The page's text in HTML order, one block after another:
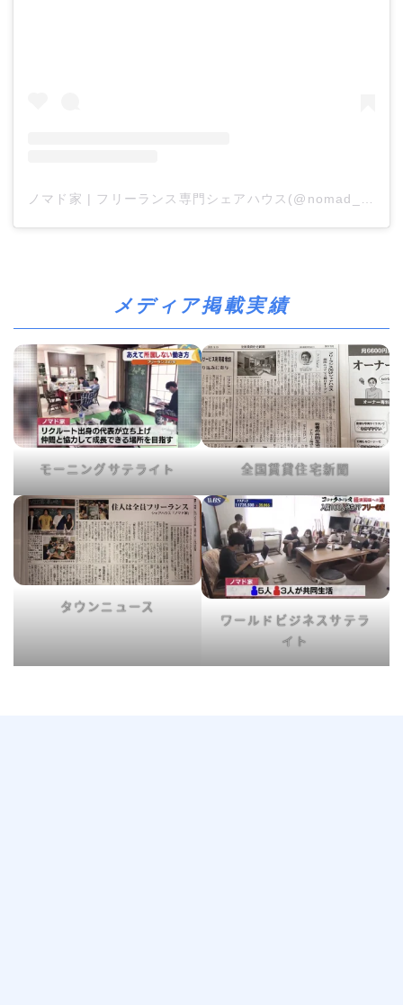
ノマド家 | フリーランス専門シェアハウス(@nomad_ya)がシェアした投稿
メディア掲載実績
モーニングサテライト 全国賃貸住宅新聞
タウンニュース
ワールドビジネスサテラ
イト